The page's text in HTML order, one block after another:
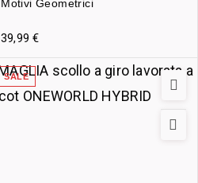
Motivi Geometrici
39,99€
SALE